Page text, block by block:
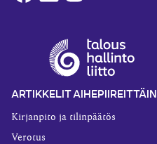
ARTIKKELIT AIHEPIIREITTÄIN
Kirjanpito ja tilinpäätös
Verotus